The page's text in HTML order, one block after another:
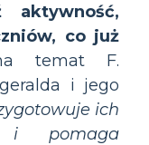
aktywność,
co już
temat F.
i jego
ich
i pomaga